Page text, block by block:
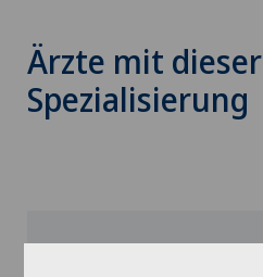
Ärzte mit dieser
Spezialisierung